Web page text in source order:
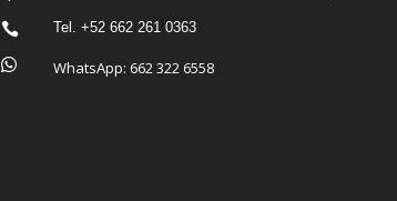
 Tel. +52 662 261 0363
 WhatsApp: 662 322 6558